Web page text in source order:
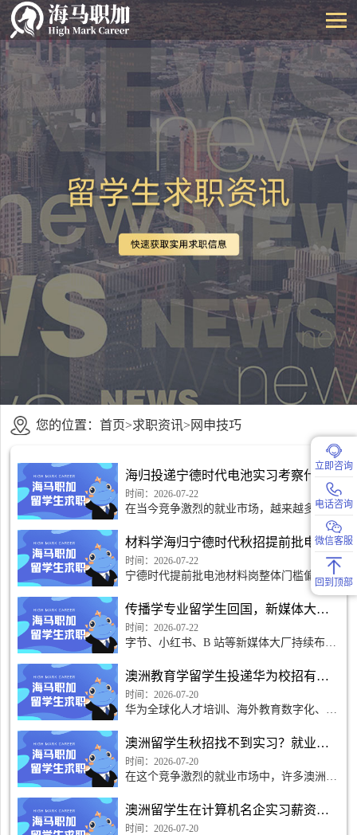
您的位置： 首页>求职资讯>网申技巧
海归投递宁德时代电池实习考察什么？
时间：2026-07-22
在当今竞争激烈的就业市场，越来越多的海
归人士选择将目光投向中国的新能源行业，
尤其是以宁德时代为代表的动力电池领域。
对于许多材料专业
材料学海归宁德时代秋招提前批电池岗门槛高吗？
时间：2026-07-22
宁德时代提前批电池材料岗整体门槛偏高，
但门槛因人而异，核心取决于课题方向、科
研成果以及工程思维。材料海归拥有外文文
献、前沿视野优势;但不少留学生偏重基础
学术研究，缺少锂电
传播学专业留学生回国，新媒体大厂哪些岗位更适合海归
时间：2026-07-22
字节、小红书、B 站等新媒体大厂持续布局
野、双语能力，具备独特求职优势。但并非
所有新媒体岗位都适配，选对赛道能大幅降
低竞争压力;盲目投递国
澳洲教育学留学生投递华为校招有哪些适配岗位可以选
时间：2026-07-20
华为全球化人才培训、海外教育数字化、全
学、双语授课能力的留学生，澳洲教育学专
业的成人教育、课程设计、跨文化教学、教
育心理学知识高度匹
澳洲留学生秋招找不到实习？就业前景如何规划
时间：2026-07-20
在这个竞争激烈的就业市场中，许多澳洲留
增多的求职者和相对有限的实习机会，那些
希望通过实习来提
澳洲留学生在计算机名企实习薪资待遇怎么样？
时间：2026-07-20
立即咨询
电话咨询
微信客服
回到顶部